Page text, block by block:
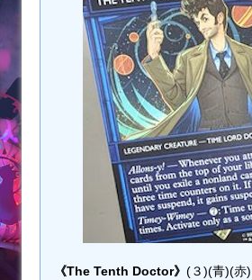
《The Tenth Doctor》 (３)(青)(赤)